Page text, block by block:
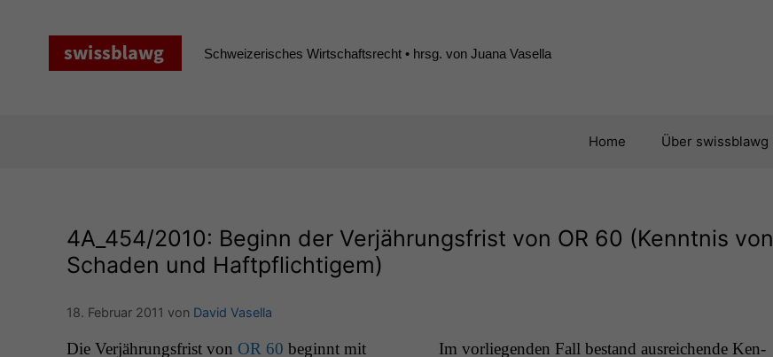
Schweizerisches Wirtschaftsrecht • hrsg. von Juana Vasella
Home Über swissblawg
4A_454/2010: Beginn der Verjährungsfrist von OR 60 (Kenntnis von
Schaden und Haftpflichtigem)
18. Februar 2011 von David Vasella
Die Ver­jährungs­frist von OR 60 begin­nt mit
Im vor­liegen­den Fall bestand aus­re­ichende Ken­